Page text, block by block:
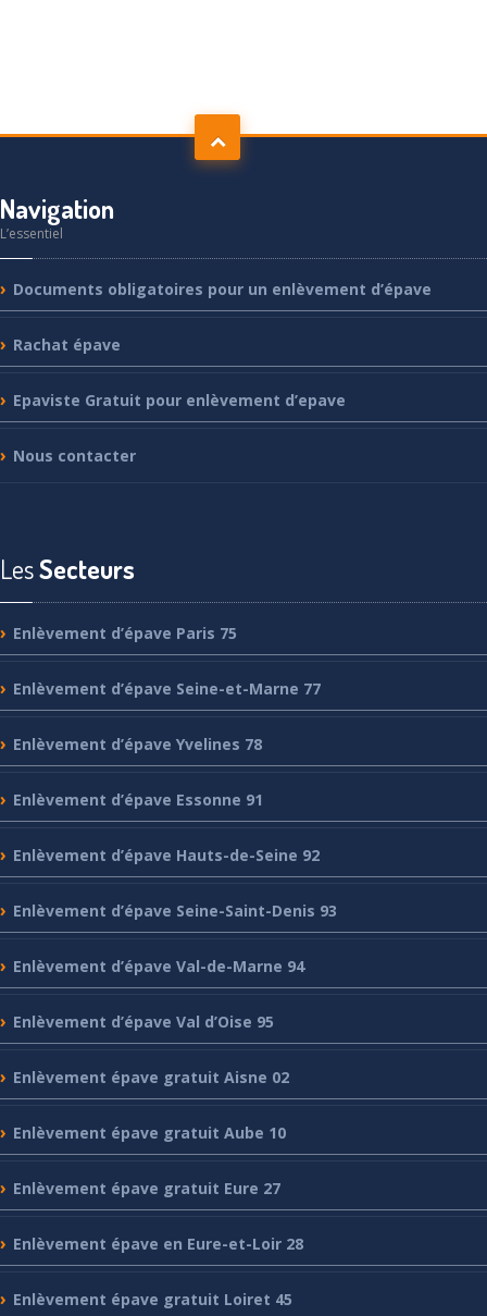
Navigation
L’essentiel
Documents obligatoires pour un enlèvement d’épave
Rachat épave
Epaviste Gratuit pour enlèvement d’epave
Nous contacter
LesSecteurs
Enlèvement d’épave Paris 75
Enlèvement d’épave Seine-et-Marne 77
Enlèvement d’épave Yvelines 78
Enlèvement d’épave Essonne 91
Enlèvement d’épave Hauts-de-Seine 92
Enlèvement d’épave Seine-Saint-Denis 93
Enlèvement d’épave Val-de-Marne 94
Enlèvement d’épave Val d’Oise 95
Enlèvement épave gratuit Aisne 02
Enlèvement épave gratuit Aube 10
Enlèvement épave gratuit Eure 27
Enlèvement épave en Eure-et-Loir 28
Enlèvement épave gratuit Loiret 45